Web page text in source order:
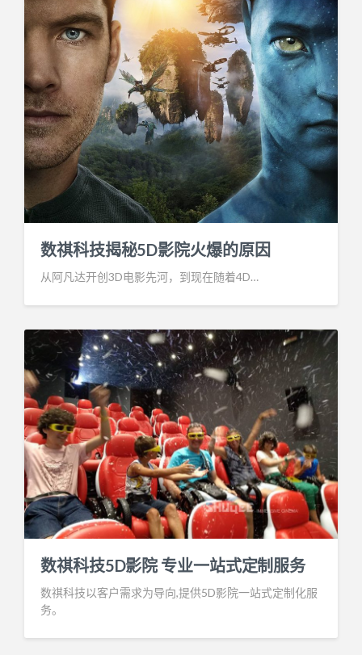
数祺科技揭秘5D影院火爆的原因
从阿凡达开创3D电影先河，到现在随着4D…
数祺科技5D影院 专业一站式定制服务
数祺科技以客户需求为导向,提供5D影院一站式定制化服
务。